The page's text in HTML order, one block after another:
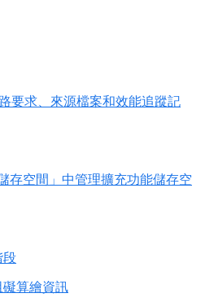
要求、來源檔案和效能追蹤記
存空間」中管理擴充功能儲存空
段
礙算繪資訊